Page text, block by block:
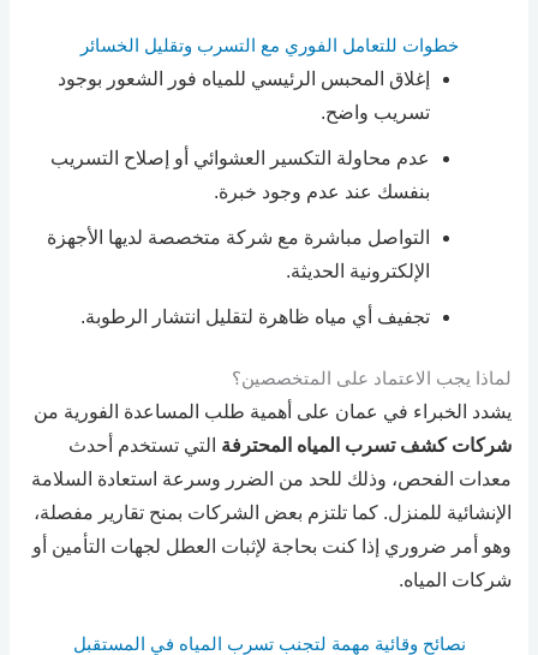
خطوات للتعامل الفوري مع التسرب وتقليل الخسائر
إغلاق المحبس الرئيسي للمياه فور الشعور بوجود
تسريب واضح.
عدم محاولة التكسير العشوائي أو إصلاح التسريب
بنفسك عند عدم وجود خبرة.
التواصل مباشرة مع شركة متخصصة لديها الأجهزة
الإلكترونية الحديثة.
تجفيف أي مياه ظاهرة لتقليل انتشار الرطوبة.
لماذا يجب الاعتماد على المتخصصين؟
يشدد الخبراء في عمان على أهمية طلب المساعدة الفورية من
شركات كشف تسرب المياه المحترفة التي تستخدم أحدث
معدات الفحص، وذلك للحد من الضرر وسرعة استعادة السلامة
الإنشائية للمنزل. كما تلتزم بعض الشركات بمنح تقارير مفصلة،
وهو أمر ضروري إذا كنت بحاجة لإثبات العطل لجهات التأمين أو
شركات المياه.
نصائح وقائية مهمة لتجنب تسرب المياه في المستقبل